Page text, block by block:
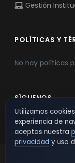
Gestión
POLÍTICAS Y
No hay políticas
SÍGUENOS
Utilizamos
experiencia de
aceptas nuestra
privacidad y uso